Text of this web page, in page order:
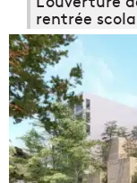
rentrée